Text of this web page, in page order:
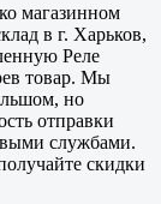
магазинном
в г. Харьков,
Реле
товар. Мы
но
отправки
службами.
скидки